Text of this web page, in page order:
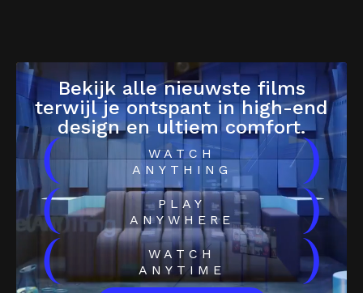
Bekijk alle nieuwste films
terwijl je ontspant in high-end
design en ultiem comfort.
(
WATCH
ANYTHING
)
(
PLAY
ANYWHERE
)
(
WATCH
ANYTIME
)